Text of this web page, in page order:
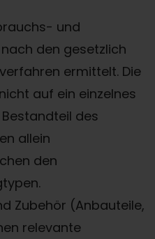
und
den gesetzlich
ermittelt. Die
auf ein einzelnes
des
allein
den
Zubehör (Anbauteile,
relevante